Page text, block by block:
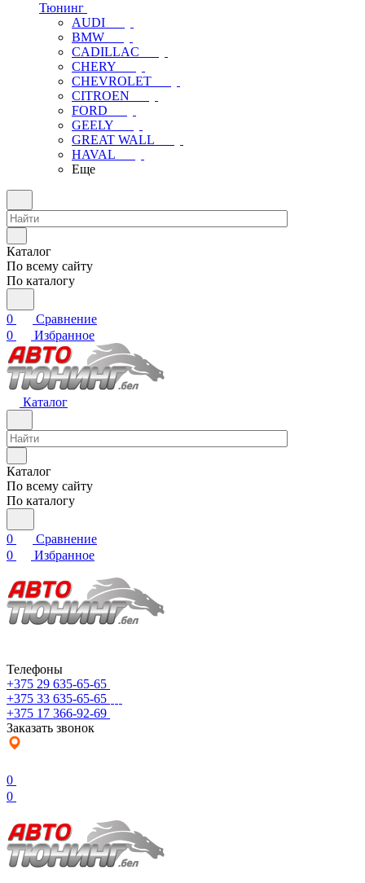
Тюнинг
AUDI
BMW
CADILLAC
CHERY
CHEVROLET
CITROEN
FORD
GEELY
GREAT WALL
HAVAL
Еще
Каталог
По всему сайту
По каталогу
0
Сравнение
0
Избранное
Каталог
Каталог
По всему сайту
По каталогу
0
Сравнение
0
Избранное
Телефоны
+375 29 635-65-65
+375 33 635-65-65
+375 17 366-92-69
Заказать звонок
0
0